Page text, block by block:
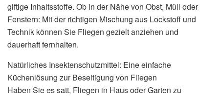
giftige Inhaltsstoffe. Ob in der Nähe von Obst, Müll oder
Fenstern: Mit der richtigen Mischung aus Lockstoff und
Technik können Sie Fliegen gezielt anziehen und
dauerhaft fernhalten.
Natürliches Insektenschutzmittel: Eine einfache
Küchenlösung zur Beseitigung von Fliegen
Haben Sie es satt, Fliegen in Haus oder Garten zu